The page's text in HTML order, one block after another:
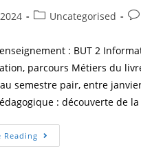
Du
Traduction
Spécialisée
PostUncategorised
: BUT 2
parcours Métiers du
semestre pair, entre
: découverte de
Reading Vacations
À